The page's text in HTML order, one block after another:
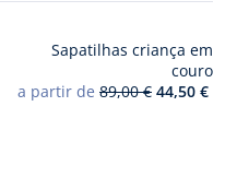
Sapatilhas criança em
couro
a partir de 89,00 € 44,50 €